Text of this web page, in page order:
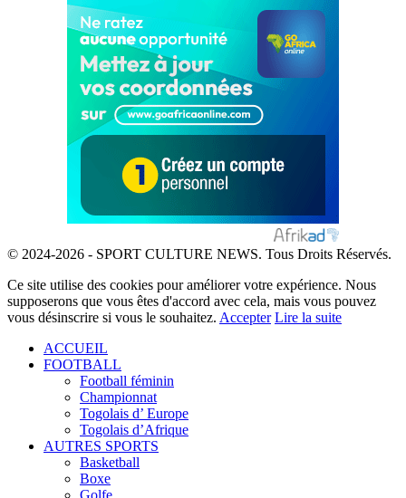
© 2024-2026 - SPORT CULTURE NEWS. Tous Droits Réservés.
Ce site utilise des cookies pour améliorer votre expérience. Nous
supposerons que vous êtes d'accord avec cela, mais vous pouvez
vous désinscrire si vous le souhaitez. Accepter Lire la suite
ACCUEIL
FOOTBALL
Football féminin
Championnat
Togolais d’ Europe
Togolais d’Afrique
AUTRES SPORTS
Basketball
Boxe
Golfe